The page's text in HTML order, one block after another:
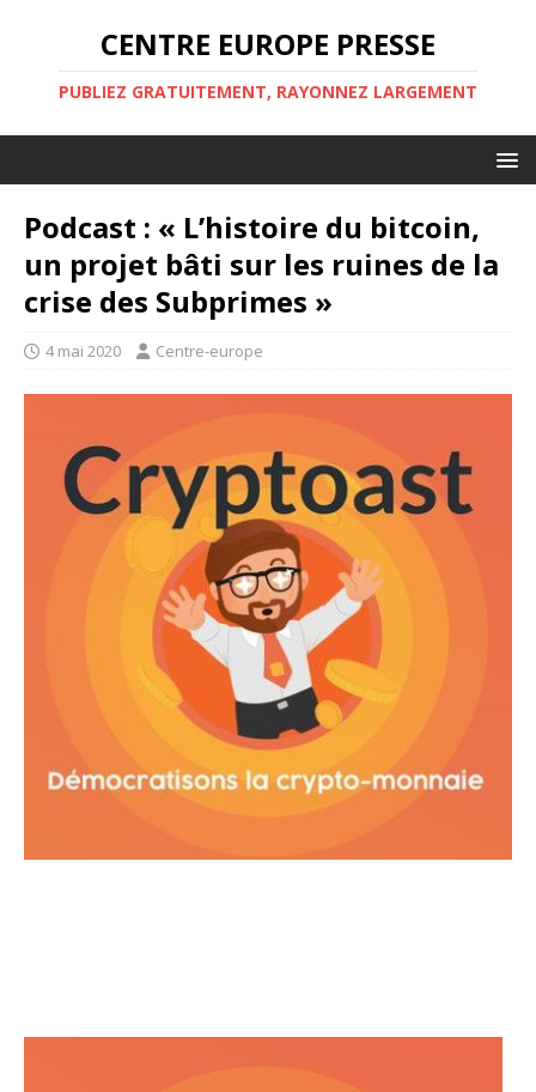
CENTRE EUROPE PRESSE
PUBLIEZ GRATUITEMENT, RAYONNEZ LARGEMENT
Podcast : « L’histoire du bitcoin,
un projet bâti sur les ruines de la
crise des Subprimes »
4 mai 2020 Centre-europe